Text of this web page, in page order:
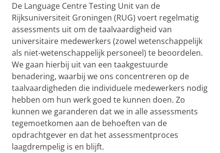
De Language Centre Testing Unit van de
Rijksuniversiteit Groningen (RUG) voert regelmatig
assessments uit om de taalvaardigheid van
universitaire medewerkers (zowel wetenschappelijk
als niet-wetenschappelijk personeel) te beoordelen.
We gaan hierbij uit van een taakgestuurde
benadering, waarbij we ons concentreren op de
taalvaardigheden die individuele medewerkers nodig
hebben om hun werk goed te kunnen doen. Zo
kunnen we garanderen dat we in alle assessments
tegemoetkomen aan de behoeften van de
opdrachtgever en dat het assessmentproces
laagdrempelig is en blijft.